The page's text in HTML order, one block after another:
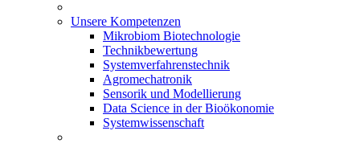
Unsere Kompetenzen
Mikrobiom Biotechnologie
Technikbewertung
Systemverfahrenstechnik
Agromechatronik
Sensorik und Modellierung
Data Science in der Bioökonomie
Systemwissenschaft